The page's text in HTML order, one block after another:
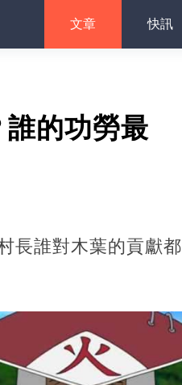
文章 快訊
的功勞最
長誰對木葉的貢獻都